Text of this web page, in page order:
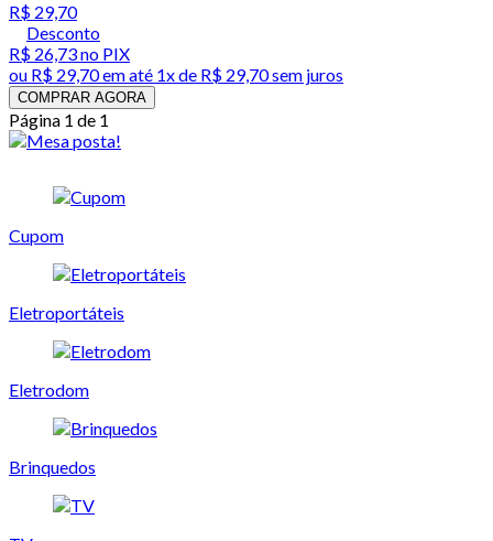
R$ 29,70
Desconto
R$ 26,73no PIX
ou R$ 29,70em até 1x de R$ 29,70sem juros
COMPRAR AGORA
Página 1 de 1
Cupom
Eletroportáteis
Eletrodom
Brinquedos